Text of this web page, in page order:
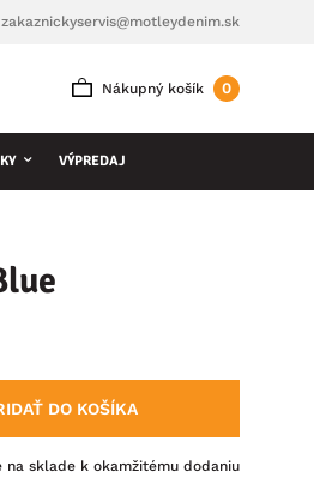
zakaznickyservis@motleydenim.sk
Nákupný košík 0
VÝPREDAJ
DO KOŠÍKA
na sklade k okamžitému dodaniu